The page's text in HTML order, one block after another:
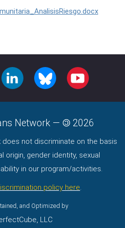
LINKEDIN BLUESKY YOUTUBE
Network — 2026
does not discriminate on the basis
origin, gender identity, sexual
in our program/activities.
policy here.
and Optimized by
LLC